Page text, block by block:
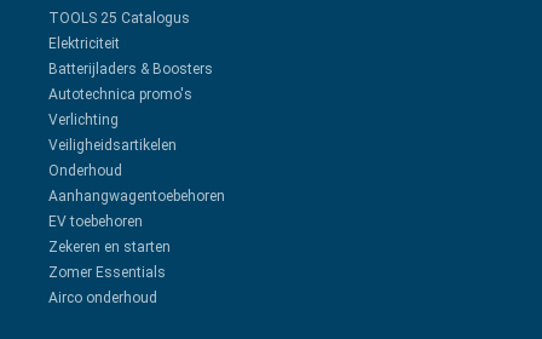
TOOLS 25 Catalogus
Elektriciteit
Batterijladers & Boosters
Autotechnica promo's
Verlichting
Veiligheidsartikelen
Onderhoud
Aanhangwagentoebehoren
EV toebehoren
Zekeren en starten
Zomer Essentials
Airco onderhoud